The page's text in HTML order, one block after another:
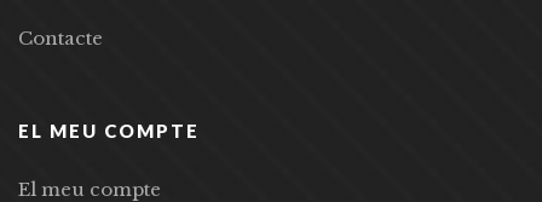
Contacte
EL MEU COMPTE
El meu compte